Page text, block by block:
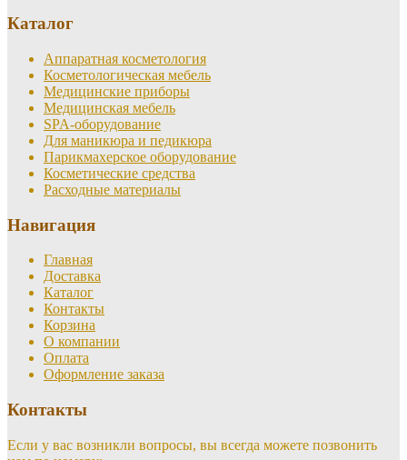
Каталог
Аппаратная косметология
Косметологическая мебель
Медицинские приборы
Медицинская мебель
SPA-оборудование
Для маникюра и педикюра
Парикмахерское оборудование
Косметические средства
Расходные материалы
Навигация
Главная
Доставка
Каталог
Контакты
Корзина
О компании
Оплата
Оформление заказа
Контакты
Если у вас возникли вопросы, вы всегда можете позвонить